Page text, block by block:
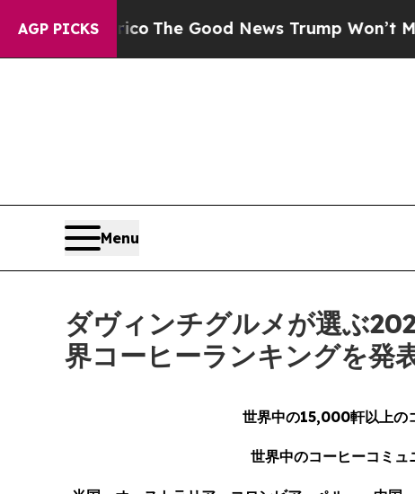
AGP PICKSThe Good News Trump Won’t Mention:
Menu
ダヴィンチグルメが選ぶ
界コーヒーランキングを発
世界中の15,000軒以上の
世界中のコーヒーコミュ